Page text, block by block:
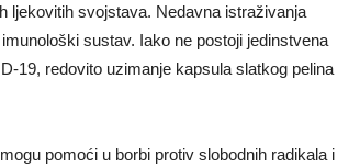
ljekovitih svojstava. Nedavna istraživanja
sustav. Iako ne postoji jedinstvena
19, redovito uzimanje kapsula slatkog pelina
pomoći u borbi protiv slobodnih radikala i